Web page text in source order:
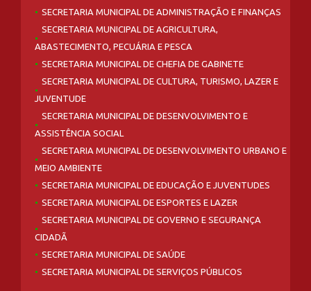
SECRETARIA MUNICIPAL DE ADMINISTRAÇÃO E FINANÇAS
SECRETARIA MUNICIPAL DE AGRICULTURA,
ABASTECIMENTO, PECUÁRIA E PESCA
SECRETARIA MUNICIPAL DE CHEFIA DE GABINETE
SECRETARIA MUNICIPAL DE CULTURA, TURISMO, LAZER E
JUVENTUDE
SECRETARIA MUNICIPAL DE DESENVOLVIMENTO E
ASSISTÊNCIA SOCIAL
SECRETARIA MUNICIPAL DE DESENVOLVIMENTO URBANO E
MEIO AMBIENTE
SECRETARIA MUNICIPAL DE EDUCAÇÃO E JUVENTUDES
SECRETARIA MUNICIPAL DE ESPORTES E LAZER
SECRETARIA MUNICIPAL DE GOVERNO E SEGURANÇA
CIDADÃ
SECRETARIA MUNICIPAL DE SAÚDE
SECRETARIA MUNICIPAL DE SERVIÇOS PÚBLICOS